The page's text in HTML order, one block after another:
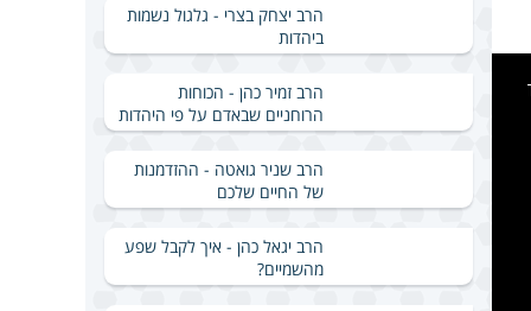
הרב יצחק בצרי - גלגול נשמות
ביהדות
הרב זמיר כהן - הכוחות
הרוחניים שבאדם על פי היהדות
הרב שניר גואטה - ההזדמנות
של החיים שלכם
הרב יגאל כהן - איך לקבל שפע
מהשמיים?